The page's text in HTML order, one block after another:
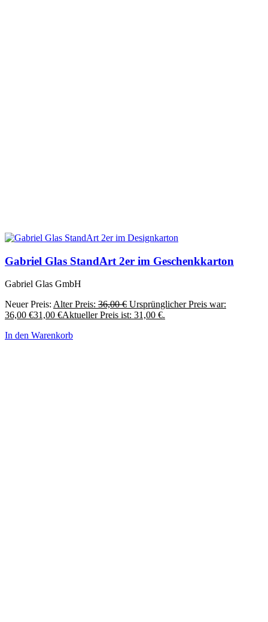
Gabriel Glas StandArt 2er im Geschenkkarton
Gabriel Glas GmbH
Neuer Preis: Alter Preis: 36,00€ Ursprünglicher Preis war:
36,00 €31,00 €Aktueller Preis ist: 31,00 €.
In den Warenkorb